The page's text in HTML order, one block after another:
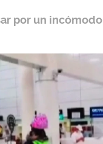
por un incómodo
95.9 FM